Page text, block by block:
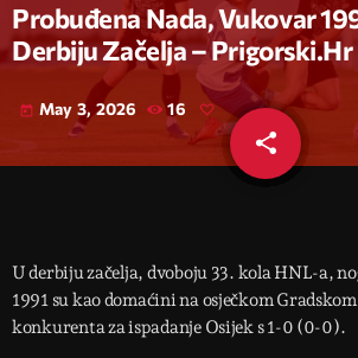
Probuđena Nada, Vukovar
Derbiju Začelja – Prigorski.hr
today May 3, 2026 16
share
email
U derbiju začelja, dvoboju 33. kola HNL-a,
1991 su kao domaćini na osječkom
konkurenta za ispadanje Osijek s 1-0 (0-0).